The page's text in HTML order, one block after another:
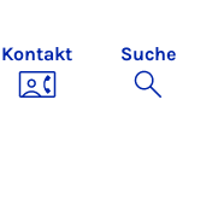
Kontakt Suche